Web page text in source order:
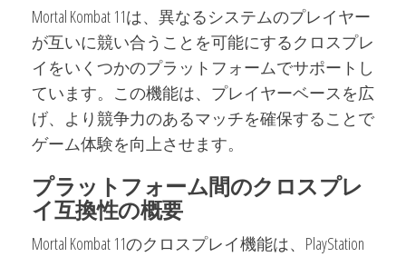
Mortal Kombat 11は、異なるシステムのプレイヤー
が互いに競い合うことを可能にするクロスプレ
イをいくつかのプラットフォームでサポートし
ています。この機能は、プレイヤーベースを広
げ、より競争力のあるマッチを確保することで
ゲーム体験を向上させます。
プラットフォーム間のクロスプレ
イ互換性の概要
Mortal Kombat 11のクロスプレイ機能は、PlayStation